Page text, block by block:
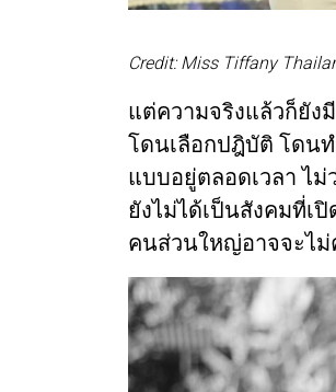
Credit: Miss Tiffany
แต่ความจริงแล้วก็ยัง
โดนเลือกปฎิบัติ โดน
แบบอยู่ตลอดเวลา ไ
ยังไม่ได้เป็นสังคมที่เ
คนส่วนใหญ่อาจจะไม่